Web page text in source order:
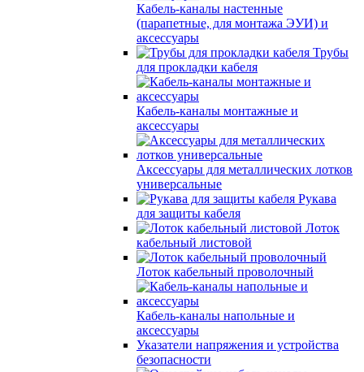
Кабель-каналы настенные
(парапетные, для монтажа ЭУИ) и
аксессуары
Трубы
для прокладки кабеля
Кабель-каналы монтажные и
аксессуары
Аксессуары для металлических лотков
универсальные
Рукава
для защиты кабеля
Лоток
кабельный листовой
Лоток кабельный проволочный
Кабель-каналы напольные и
аксессуары
Указатели напряжения и устройства
безопасности